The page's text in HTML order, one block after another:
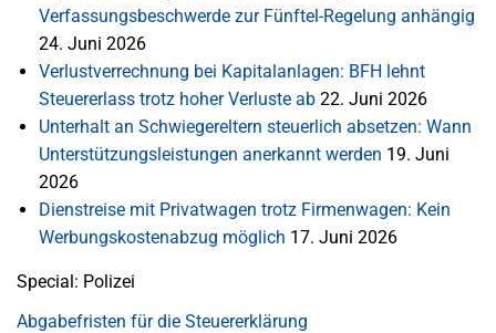
Verfassungsbeschwerde zur Fünftel-Regelung anhängig
24. Juni 2026
Verlustverrechnung bei Kapitalanlagen: BFH lehnt
Steuererlass trotz hoher Verluste ab 22. Juni 2026
Unterhalt an Schwiegereltern steuerlich absetzen: Wann
Unterstützungsleistungen anerkannt werden 19. Juni
2026
Dienstreise mit Privatwagen trotz Firmenwagen: Kein
Werbungskostenabzug möglich 17. Juni 2026
Special: Polizei
Abgabefristen für die Steuererklärung